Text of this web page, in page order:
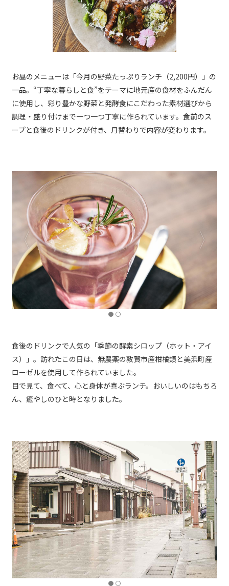
お昼のメニューは「今月の野菜たっぷりランチ（2,200円）」の
一品。“丁寧な暮らしと食”をテーマに地元産の食材をふんだん
に使用し、彩り豊かな野菜と発酵食にこだわった素材選びから
調理・盛り付けまで一つ一つ丁寧に作られています。食前のス
ープと食後のドリンクが付き、月替わりで内容が変わります。
食後のドリンクで人気の「季節の酵素シロップ（ホット・アイ
ス）」。訪れたこの日は、無農薬の敦賀市産柑橘類と美浜町産
ローゼルを使用して作られていました。
目で見て、食べて、心と身体が喜ぶランチ。おいしいのはもちろ
ん、癒やしのひと時となりました。